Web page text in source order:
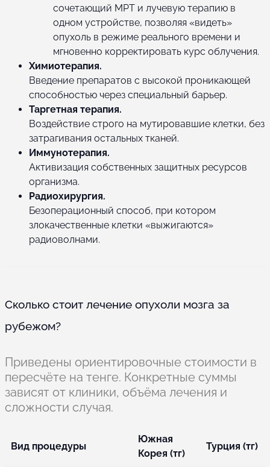
сочетающий МРТ и лучевую терапию в
одном устройстве, позволяя «видеть»
опухоль в режиме реального времени и
мгновенно корректировать курс облучения.
Химиотерапия.
Введение препаратов с высокой проникающей
способностью через специальный барьер.
Таргетная терапия.
Воздействие строго на мутировавшие клетки, без
затрагивания остальных тканей.
Иммунотерапия.
Активизация собственных защитных ресурсов
организма.
Радиохирургия.
Безоперационный способ, при котором
злокачественные клетки «выжигаются»
радиоволнами.
Сколько стоит лечение опухоли мозга за
рубежом?
Приведены ориентировочные стоимости в
пересчёте на тенге. Конкретные суммы
зависят от клиники, объёма лечения и
сложности случая.
Вид процедуры
Южная
Корея (тг)
Турция (тг)